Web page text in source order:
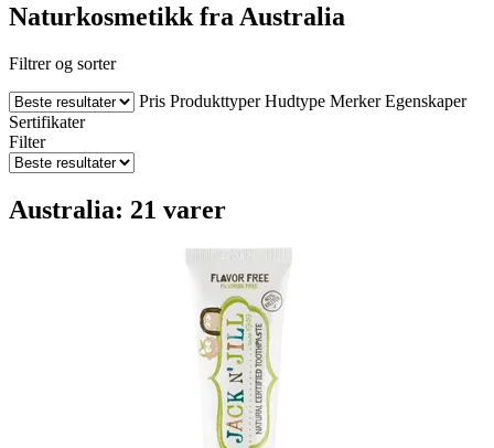
Naturkosmetikk fra Australia
Filtrer og sorter
Pris Produkttyper Hudtype Merker Egenskaper
Sertifikater
Filter
Australia: 21 varer